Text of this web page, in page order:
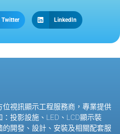
Twitter LinkedIn
位視訊顯示工程服務商，專業提供
投影設施、 LED 、 LCD顯示裝
開發、設計、安裝及相關配套服